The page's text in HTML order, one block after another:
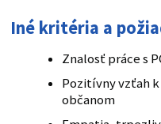
Iné kritéria a
Znalosť práce s
Pozitívny vzťah
občanom